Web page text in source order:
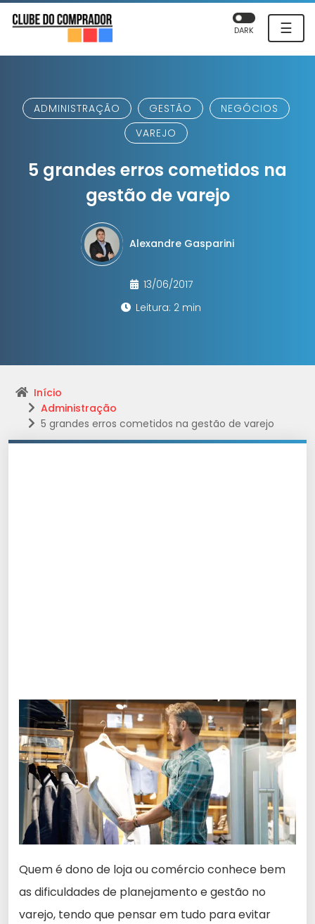
☰
DARK
ADMINISTRAÇÃO GESTÃO
NEGÓCIOS
VAREJO
5 grandes erros cometidos na
gestão de varejo
Alexandre Gasparini
13/06/2017
Leitura: 2 min
Início
Administração
5 grandes erros cometidos na gestão de varejo
Quem é dono de loja ou comércio conhece bem
as dificuldades de planejamento e gestão no
varejo, tendo que pensar em tudo para evitar